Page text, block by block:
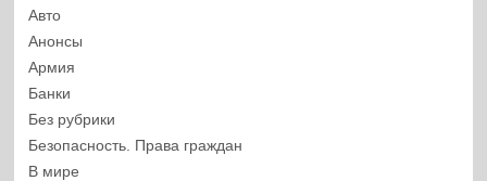
Авто
Анонсы
Армия
Банки
Без рубрики
Безопасность. Права граждан
В мире